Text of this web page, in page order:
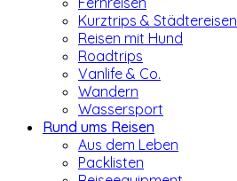
Kurztrips & Städtereisen
Reisen mit Hund
Roadtrips
Vanlife & Co.
Wandern
Wassersport
Rund ums Reisen
Aus dem Leben
Packlisten